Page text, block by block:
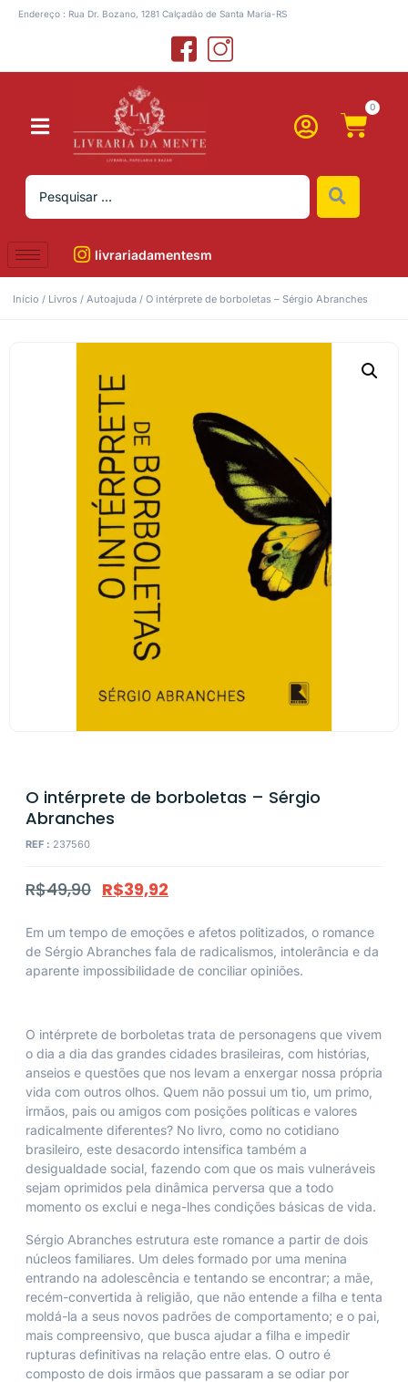
Endereço : Rua Dr. Bozano, 1281 Calçadão de Santa Maria-RS
0
livrariadamentesm
Início / Livros / Autoajuda / O intérprete de borboletas – Sérgio Abranches
O intérprete de borboletas – Sérgio
Abranches
REF : 237560
R$49,90 R$39,92
Em um tempo de emoções e afetos politizados, o romance
de Sérgio Abranches fala de radicalismos, intolerância e da
aparente impossibilidade de conciliar opiniões.
O intérprete de borboletas trata de personagens que vivem
o dia a dia das grandes cidades brasileiras, com histórias,
anseios e questões que nos levam a enxergar nossa própria
vida com outros olhos. Quem não possui um tio, um primo,
irmãos, pais ou amigos com posições políticas e valores
radicalmente diferentes? No livro, como no cotidiano
brasileiro, este desacordo intensifica também a
desigualdade social, fazendo com que os mais vulneráveis
sejam oprimidos pela dinâmica perversa que a todo
momento os exclui e nega-lhes condições básicas de vida.
Sérgio Abranches estrutura este romance a partir de dois
núcleos familiares. Um deles formado por uma menina
entrando na adolescência e tentando se encontrar; a mãe,
recém-convertida à religião, que não entende a filha e tenta
moldá-la a seus novos padrões de comportamento; e o pai,
mais compreensivo, que busca ajudar a filha e impedir
rupturas definitivas na relação entre elas. O outro é
composto de dois irmãos que passaram a se odiar por